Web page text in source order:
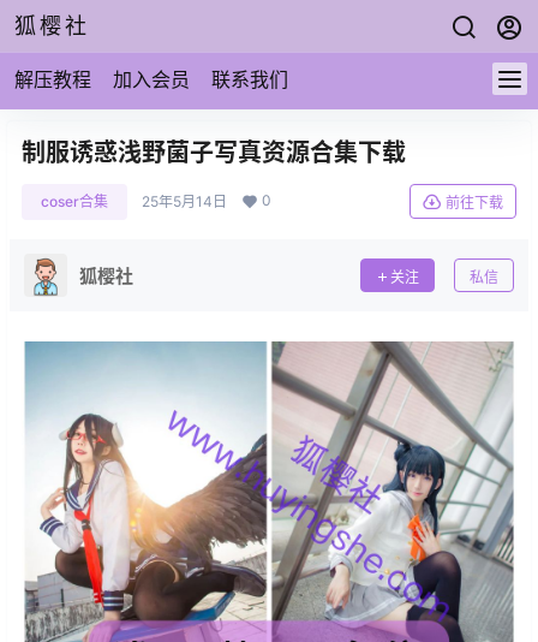
狐樱社
解压教程 加入会员 联系我们
制服诱惑浅野菌子写真资源合集下载
coser合集 25年5月14日 0 前往下载
狐樱社 关注 私信